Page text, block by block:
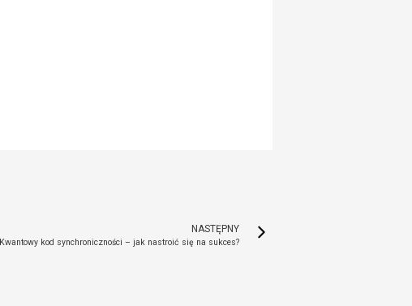
NASTĘPNY
Kwantowy kod synchroniczności – jak nastroić się na sukces?